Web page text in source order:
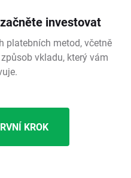
investovat
platebních metod, včetně
vkladu, který vám
KROK